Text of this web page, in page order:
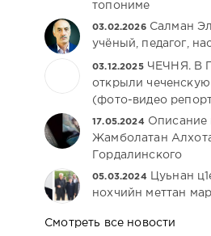
топониме
03.02.2026 Салман
учёный, педагог,
03.12.2025 ЧЕЧНЯ. В
открыли
(фото-видео
17.05.2024 Описание
Жамболатан
Гордалинского
05.03.2024
Цуьнан
нохчийн меттан
Смотреть все новости